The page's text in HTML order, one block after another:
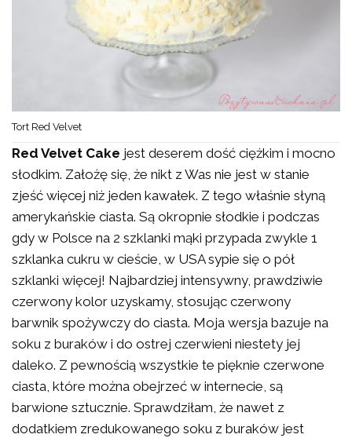
Tort Red Velvet
Red Velvet Cake jest deserem dość ciężkim i mocno
słodkim. Założę się, że nikt z Was nie jest w stanie
zjeść więcej niż jeden kawałek. Z tego właśnie słyną
amerykańskie ciasta. Są okropnie słodkie i podczas
gdy w Polsce na 2 szklanki mąki przypada zwykle 1
szklanka cukru w cieście, w USA sypie się o pół
szklanki więcej! Najbardziej intensywny, prawdziwie
czerwony kolor uzyskamy, stosując czerwony
barwnik spożywczy do ciasta. Moja wersja bazuje na
soku z buraków i do ostrej czerwieni niestety jej
daleko. Z pewnością wszystkie te pięknie czerwone
ciasta, które można obejrzeć w internecie, są
barwione sztucznie. Sprawdziłam, że nawet z
dodatkiem zredukowanego soku z buraków jest